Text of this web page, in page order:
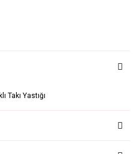
Takı Yastığı